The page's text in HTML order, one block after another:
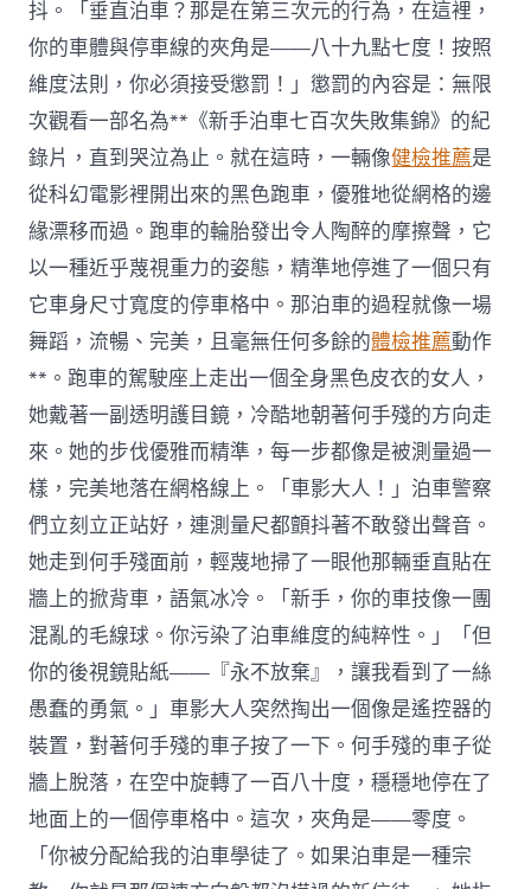
抖。「垂直泊車？那是在第三次元的行為，在這裡，
你的車體與停車線的夾角是——八十九點七度！按照
維度法則，你必須接受懲罰！」懲罰的內容是：無限
次觀看一部名為**《新手泊車七百次失敗集錦》的紀
錄片，直到哭泣為止。就在這時，一輛像健檢推薦是
從科幻電影裡開出來的黑色跑車，優雅地從網格的邊
緣漂移而過。跑車的輪胎發出令人陶醉的摩擦聲，它
以一種近乎蔑視重力的姿態，精準地停進了一個只有
它車身尺寸寬度的停車格中。那泊車的過程就像一場
舞蹈，流暢、完美，且毫無任何多餘的體檢推薦動作
**。跑車的駕駛座上走出一個全身黑色皮衣的女人，
她戴著一副透明護目鏡，冷酷地朝著何手殘的方向走
來。她的步伐優雅而精準，每一步都像是被測量過一
樣，完美地落在網格線上。「車影大人！」泊車警察
們立刻立正站好，連測量尺都顫抖著不敢發出聲音。
她走到何手殘面前，輕蔑地掃了一眼他那輛垂直貼在
牆上的掀背車，語氣冰冷。「新手，你的車技像一團
混亂的毛線球。你污染了泊車維度的純粹性。」「但
你的後視鏡貼紙——『永不放棄』，讓我看到了一絲
愚蠢的勇氣。」車影大人突然掏出一個像是遙控器的
裝置，對著何手殘的車子按了一下。何手殘的車子從
牆上脫落，在空中旋轉了一百八十度，穩穩地停在了
地面上的一個停車格中。這次，夾角是——零度。
「你被分配給我的泊車學徒了。如果泊車是一種宗